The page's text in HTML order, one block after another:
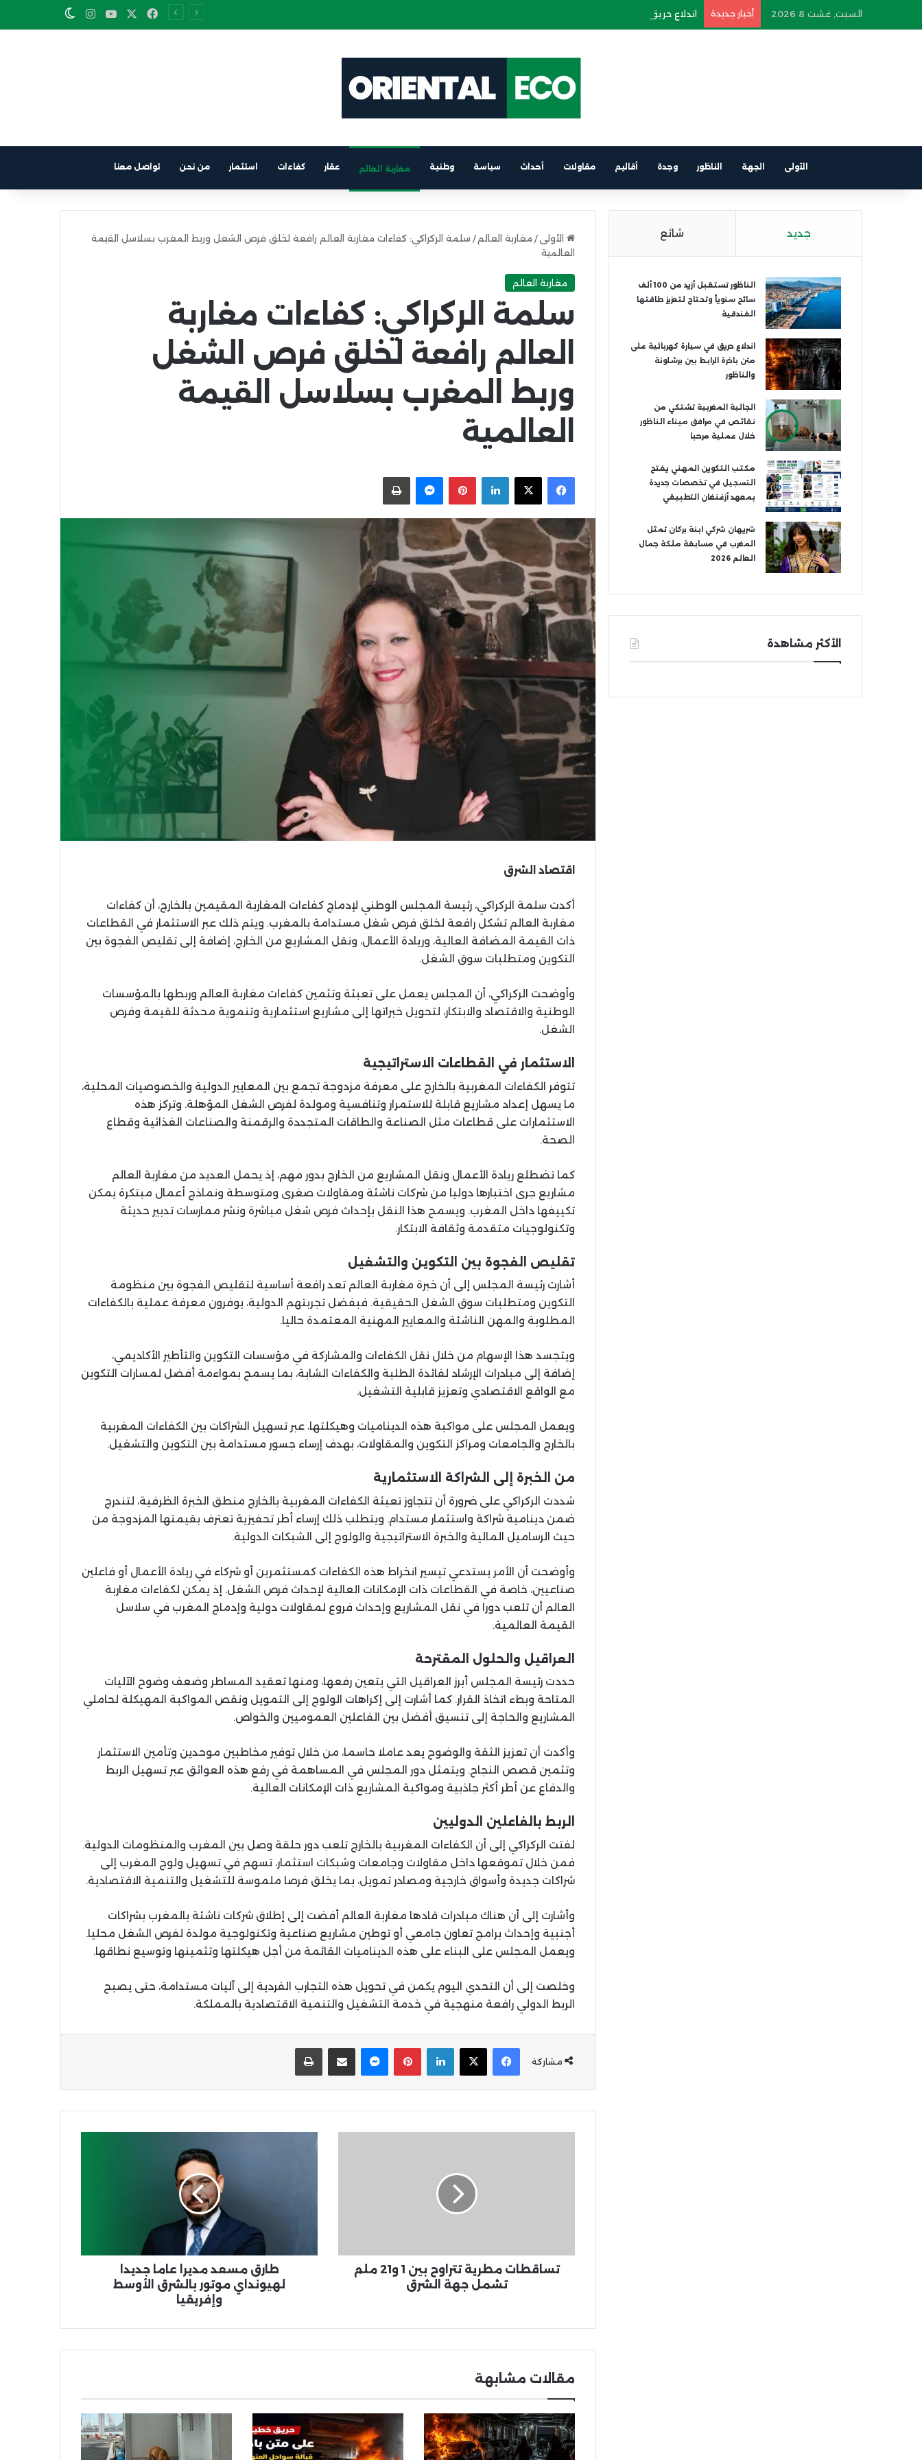
السبت, غشت 8 2026 أخبار جديدة اندلاع حريق في سيارة كهربائية على متن باخرة الرابط بين برشلونة والناظور Facebook
YouTube
Instagram
Switch skin
الأولى الجهة الناظور وجدة أقاليم مقاولات أحداث سياسة وطنية مغاربة العالم عقار كفاءات استثمار من نحن تواصل معنا
الأولى / مغاربة العالم / سلمة الركراكي: كفاءات مغاربة العالم رافعة لخلق فرص الشغل وربط المغرب بسلاسل القيمة
العالمية
مغاربة العالم
سلمة الركراكي: كفاءات مغاربة
العالم رافعة لخلق فرص الشغل
وربط المغرب بسلاسل القيمة
العالمية
Facebook
X
LinkedIn
Pinterest
Messengerاطبعها
اقتصاد الشرق
أكدت سلمة الركراكي، رئيسة المجلس الوطني لإدماج كفاءات المغاربة المقيمين بالخارج، أن كفاءات
مغاربة العالم تشكل رافعة لخلق فرص شغل مستدامة بالمغرب. ويتم ذلك عبر الاستثمار في القطاعات
ذات القيمة المضافة العالية، وريادة الأعمال، ونقل المشاريع من الخارج، إضافة إلى تقليص الفجوة بين
التكوين ومتطلبات سوق الشغل.
وأوضحت الركراكي، أن المجلس يعمل على تعبئة وتثمين كفاءات مغاربة العالم وربطها بالمؤسسات
الوطنية والاقتصاد والابتكار، لتحويل خبراتها إلى مشاريع استثمارية وتنموية محدثة للقيمة وفرص
الشغل.
الاستثمار في القطاعات الاستراتيجية
تتوفر الكفاءات المغربية بالخارج على معرفة مزدوجة تجمع بين المعايير الدولية والخصوصيات المحلية،
ما يسهل إعداد مشاريع قابلة للاستمرار وتنافسية ومولدة لفرص الشغل المؤهلة. وتركز هذه
الاستثمارات على قطاعات مثل الصناعة والطاقات المتجددة والرقمنة والصناعات الغذائية وقطاع
الصحة.
كما تضطلع ريادة الأعمال ونقل المشاريع من الخارج بدور مهم، إذ يحمل العديد من مغاربة العالم
مشاريع جرى اختبارها دوليا من شركات ناشئة ومقاولات صغرى ومتوسطة ونماذج أعمال مبتكرة يمكن
تكييفها داخل المغرب. ويسمح هذا النقل بإحداث فرص شغل مباشرة ونشر ممارسات تدبير حديثة
وتكنولوجيات متقدمة وثقافة الابتكار.
تقليص الفجوة بين التكوين والتشغيل
أشارت رئيسة المجلس إلى أن خبرة مغاربة العالم تعد رافعة أساسية لتقليص الفجوة بين منظومة
التكوين ومتطلبات سوق الشغل الحقيقية. فبفضل تجربتهم الدولية، يوفرون معرفة عملية بالكفاءات
المطلوبة والمهن الناشئة والمعايير المهنية المعتمدة حاليا.
ويتجسد هذا الإسهام من خلال نقل الكفاءات والمشاركة في مؤسسات التكوين والتأطير الأكاديمي،
إضافة إلى مبادرات الإرشاد لفائدة الطلبة والكفاءات الشابة، بما يسمح بمواءمة أفضل لمسارات التكوين
مع الواقع الاقتصادي وتعزيز قابلية التشغيل.
ويعمل المجلس على مواكبة هذه الديناميات وهيكلتها، عبر تسهيل الشراكات بين الكفاءات المغربية
بالخارج والجامعات ومراكز التكوين والمقاولات، بهدف إرساء جسور مستدامة بين التكوين والتشغيل.
من الخبرة إلى الشراكة الاستثمارية
شددت الركراكي على ضرورة أن تتجاوز تعبئة الكفاءات المغربية بالخارج منطق الخبرة الظرفية، لتندرج
ضمن دينامية شراكة واستثمار مستدام. ويتطلب ذلك إرساء أطر تحفيزية تعترف بقيمتها المزدوجة من
حيث الرساميل المالية والخبرة الاستراتيجية والولوج إلى الشبكات الدولية.
وأوضحت أن الأمر يستدعي تيسير انخراط هذه الكفاءات كمستثمرين أو شركاء في ريادة الأعمال أو فاعلين
صناعيين، خاصة في القطاعات ذات الإمكانات العالية لإحداث فرص الشغل. إذ يمكن لكفاءات مغاربة
العالم أن تلعب دورا في نقل المشاريع وإحداث فروع لمقاولات دولية وإدماج المغرب في سلاسل
القيمة العالمية.
العراقيل والحلول المقترحة
حددت رئيسة المجلس أبرز العراقيل التي يتعين رفعها، ومنها تعقيد المساطر وضعف وضوح الآليات
المتاحة وبطء اتخاذ القرار. كما أشارت إلى إكراهات الولوج إلى التمويل ونقص المواكبة المهيكلة لحاملي
المشاريع والحاجة إلى تنسيق أفضل بين الفاعلين العموميين والخواص.
وأكدت أن تعزيز الثقة والوضوح يعد عاملا حاسما، من خلال توفير مخاطبين موحدين وتأمين الاستثمار
وتثمين قصص النجاح. ويتمثل دور المجلس في المساهمة في رفع هذه العوائق عبر تسهيل الربط
والدفاع عن أطر أكثر جاذبية ومواكبة المشاريع ذات الإمكانات العالية.
الربط بالفاعلين الدوليين
لفتت الركراكي إلى أن الكفاءات المغربية بالخارج تلعب دور حلقة وصل بين المغرب والمنظومات الدولية.
فمن خلال تموقعها داخل مقاولات وجامعات وشبكات استثمار، تسهم في تسهيل ولوج المغرب إلى
شراكات جديدة وأسواق خارجية ومصادر تمويل، بما يخلق فرصا ملموسة للتشغيل والتنمية الاقتصادية.
وأشارت إلى أن هناك مبادرات قادها مغاربة العالم أفضت إلى إطلاق شركات ناشئة بالمغرب بشراكات
أجنبية وإحداث برامج تعاون جامعي أو توطين مشاريع صناعية وتكنولوجية مولدة لفرص الشغل محليا.
ويعمل المجلس على البناء على هذه الديناميات القائمة من أجل هيكلتها وتثمينها وتوسيع نطاقها.
وخلصت إلى أن التحدي اليوم يكمن في تحويل هذه التجارب الفردية إلى آليات مستدامة، حتى يصبح
الربط الدولي رافعة منهجية في خدمة التشغيل والتنمية الاقتصادية بالمملكة.
مشاركة
Facebook
X
LinkedIn
Pinterest
Messengerالمشاركة عبر البريد الإلكترونياطبعها
جهة
الشرق
تساقطات مطرية تتراوح بين 1 و21 ملم
تشمل جهة الشرق
طارق
الأوسط
طارق مسعد مديرا عاما جديدا
لهيونداي موتور بالشرق الأوسط
وإفريقيا
مقالات مشابهة
جديد شائع
الناظور تستقبل أزيد من 100 ألف
سائح سنوياً وتحتاج لتعزيز طاقتها
الفندقية
اندلاع حريق في سيارة كهربائية على
متن باخرة الرابط بين برشلونة
والناظور
الجالية المغربية تشتكي من
نقائص في مرافق ميناء الناظور
خلال عملية مرحبا
مكتب التكوين المهني يفتح
التسجيل في تخصصات جديدة
بمعهد أزغنغان التطبيقي
شريهان شركي ابنة بركان تمثل
المغرب في مسابقة ملكة جمال
العالم 2026
الأكثر مشاهدة